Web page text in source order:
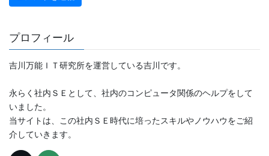
プロフィール
吉川万能ＩＴ研究所を運営している吉川です。
永らく社内ＳＥとして、社内のコンピュータ関係のヘルプをして
いました。
当サイトは、この社内ＳＥ時代に培ったスキルやノウハウをご紹
介していきます。